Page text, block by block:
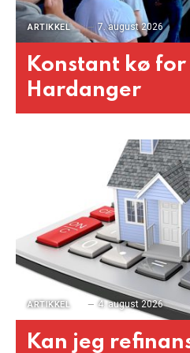
ARTIKKEL 7. august 2026
Konstant kø
Hardanger
ARTIKKEL 4. august 2026
Kan jeg